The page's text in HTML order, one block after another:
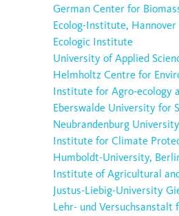
German Center for
Ecolog-Institute, Hannover
Ecologic Institute
University of Applied
Helmholtz Centre for
Institute for Agro-ecology
Eberswalde University for
Neubrandenburg
Institute for Climate
Humboldt-University,
Institute of Agricultural
Justus-Liebig-University
Lehr- und Versuchsanstalt